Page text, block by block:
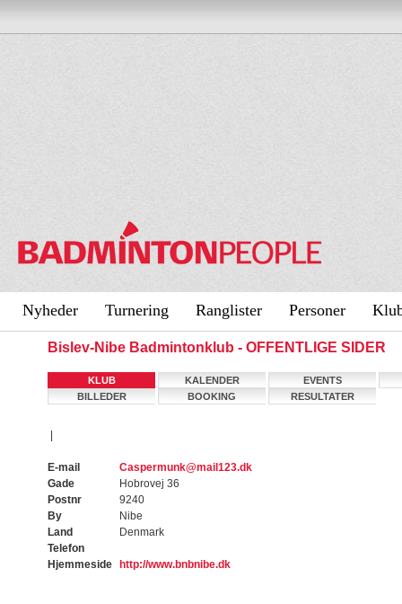
Nyheder Turnering Ranglister Personer
Bislev-Nibe Badmintonklub - OFFENTLIGE SIDER
KLUB KALENDER
EVENTS
BILLEDER
BOOKING RESULTATER
E-mail
Caspermunk@mail123.dk
Gade
Hobrovej 36
Postnr
9240
By
Nibe
Land
Denmark
Telefon
Hjemmeside
http://www.bnbnibe.dk